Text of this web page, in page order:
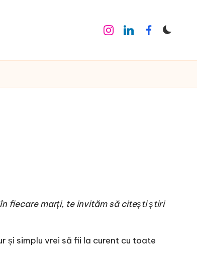
Instagram
LinkedinFacebook
fiecare marți, te invităm să citești știri
și simplu vrei să fii la curent cu toate